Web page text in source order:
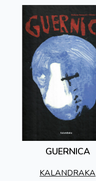
GUERNICA
KALANDRAKA